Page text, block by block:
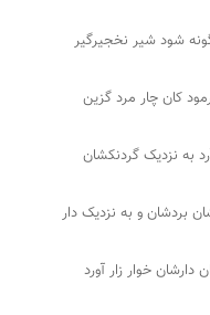
شود شیر نخجیرگیر
کان چار مرد گزین
به نزدیک گردنکشان
بردشان و به نزدیک دار
دارشان خوار زار آورد